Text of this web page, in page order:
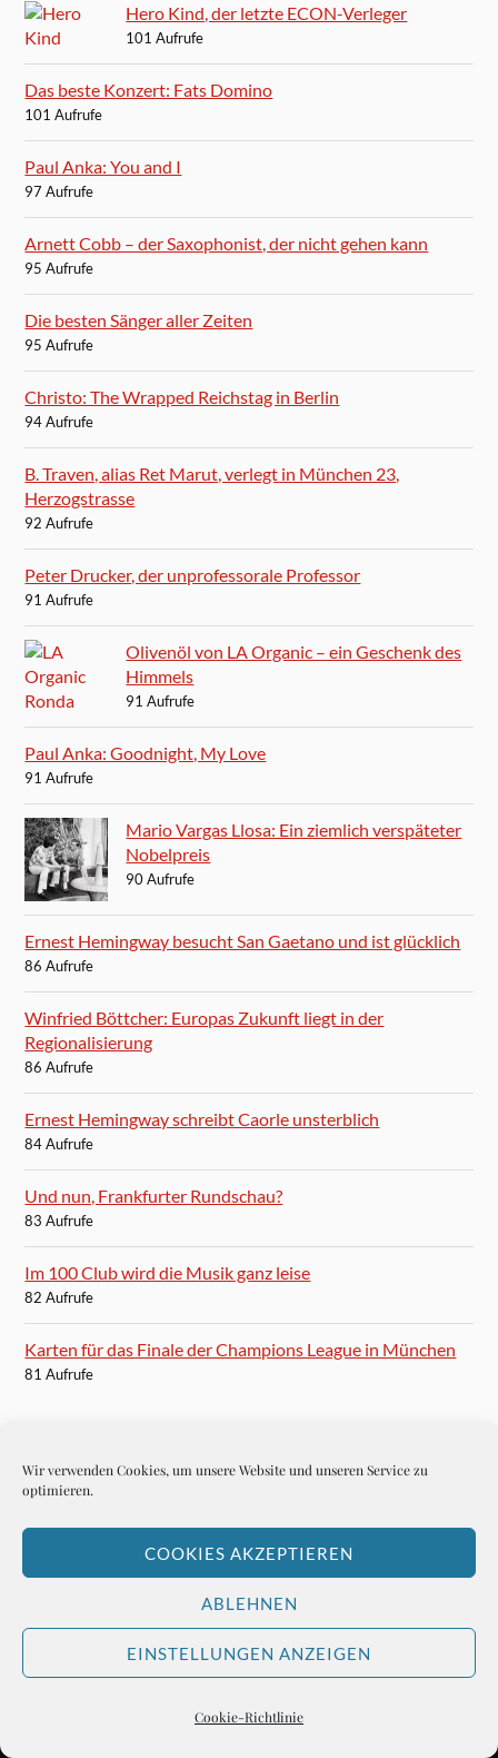
Wir verwenden Cookies, um unsere Website und unseren Service zu
optimieren.
COOKIES AKZEPTIEREN
ABLEHNEN
EINSTELLUNGEN ANZEIGEN
Cookie-Richtlinie
Hero Kind, der letzte ECON-Verleger
101 Aufrufe
Das beste Konzert: Fats Domino
101 Aufrufe
Paul Anka: You and I
97 Aufrufe
Arnett Cobb – der Saxophonist, der nicht gehen kann
95 Aufrufe
Die besten Sänger aller Zeiten
95 Aufrufe
Christo: The Wrapped Reichstag in Berlin
94 Aufrufe
B. Traven, alias Ret Marut, verlegt in München 23,
Herzogstrasse
92 Aufrufe
Peter Drucker, der unprofessorale Professor
91 Aufrufe
Olivenöl von LA Organic – ein Geschenk des
Himmels
91 Aufrufe
Paul Anka: Goodnight, My Love
91 Aufrufe
Mario Vargas Llosa: Ein ziemlich verspäteter
Nobelpreis
90 Aufrufe
Ernest Hemingway besucht San Gaetano und ist glücklich
86 Aufrufe
Winfried Böttcher: Europas Zukunft liegt in der
Regionalisierung
86 Aufrufe
Ernest Hemingway schreibt Caorle unsterblich
84 Aufrufe
Und nun, Frankfurter Rundschau?
83 Aufrufe
Im 100 Club wird die Musik ganz leise
82 Aufrufe
Karten für das Finale der Champions League in München
81 Aufrufe
BLOGROLL
&
ANDERS NORÉN